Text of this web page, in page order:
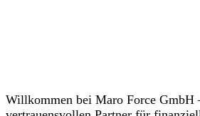
Willkommen bei Maro Force GmbH